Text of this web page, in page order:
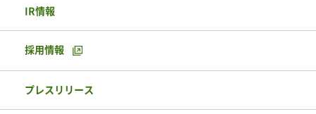
IR情報
採用情報
プレスリリース